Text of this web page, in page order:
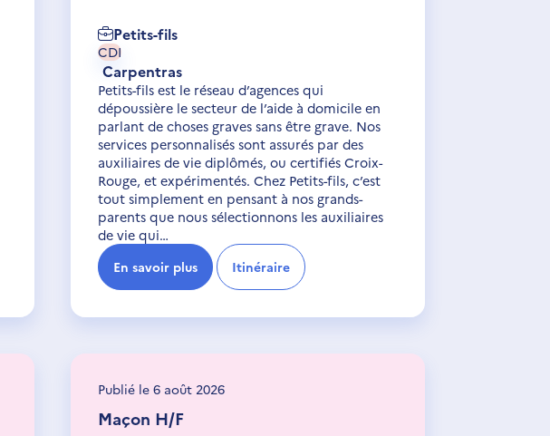
Petits-fils
CDI
Carpentras
Petits-fils est le réseau d’agences qui
dépoussière le secteur de l’aide à domicile en
parlant de choses graves sans être grave. Nos
services personnalisés sont assurés par des
auxiliaires de vie diplômés, ou certifiés Croix-
Rouge, et expérimentés. Chez Petits-fils, c’est
tout simplement en pensant à nos grands-
parents que nous sélectionnons les auxiliaires
de vie qui…
En savoir plus
Itinéraire
Publié le 6 août 2026
Maçon H/F